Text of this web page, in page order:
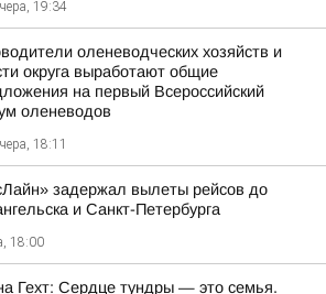
19:34
оленеводческих хозяйств и
округа выработают общие
на первый Всероссийский
оленеводов
18:11
задержал вылеты рейсов до
и Санкт-Петербурга
18:00
Гехт: Сердце тундры — это семья.